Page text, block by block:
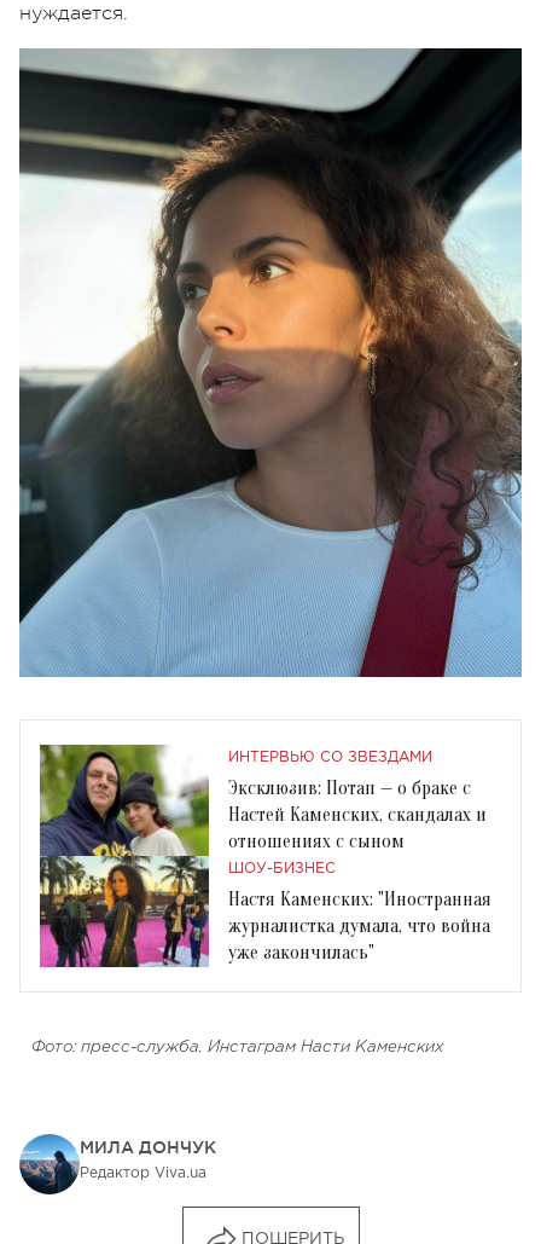
нуждается.
ИНТЕРВЬЮ СО ЗВЕЗДАМИ
Эксклюзив: Потап — о браке с
Настей Каменских, скандалах и
отношениях с сыном
ШОУ-БИЗНЕС
Настя Каменских: "Иностранная
журналистка думала, что война
уже закончилась"
Фото: пресс-служба, Инстаграм Насти Каменских
МИЛА ДОНЧУК
Редактор Viva.ua
ПОШЕРИТЬ